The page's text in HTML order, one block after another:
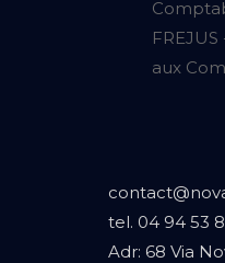
tel. 04 94 53
Adr: 68 Via